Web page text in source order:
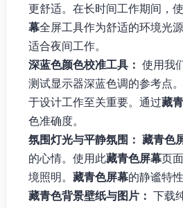
更舒适。在长时间工作期间，
幕全屏工具作为舒适的环境光源
适合夜间工作。
深蓝色颜色校准工具： 使用我
测试显示器深蓝色调的参考点
于设计工作至关重要。通过藏
色准确度。
氛围灯光与平静氛围： 藏青色
的心情。使用此藏青色屏幕页
境照明。 藏青色屏幕的静谧特
藏青色背景壁纸与图片： 下载